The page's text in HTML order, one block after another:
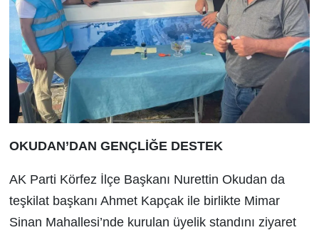
OKUDAN’DAN GENÇLİĞE DESTEK
AK Parti Körfez İlçe Başkanı Nurettin Okudan da
teşkilat başkanı Ahmet Kapçak ile birlikte Mimar
Sinan Mahallesi’nde kurulan üyelik standını ziyaret